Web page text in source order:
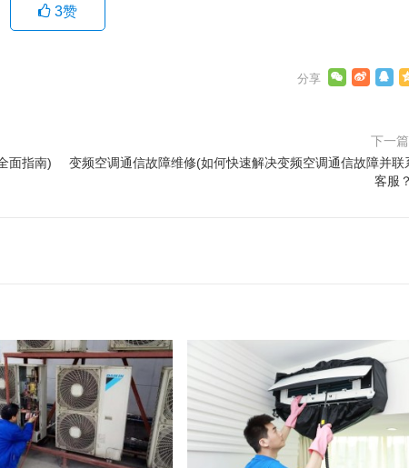
3赞
面指南)
下一
变频空调通信故障维修(如何快速解决变频空调通信故障并联
客服